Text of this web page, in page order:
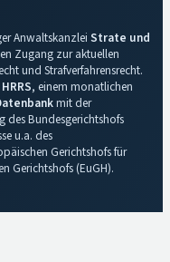
Anwaltskanzlei Strate und
Zugang zur aktuellen
und Strafverfahrensrecht.
HRRS, einem monatlichen
mit der
des Bundesgerichtshofs
u.a. des
Gerichtshofs für
Gerichtshofs (EuGH).